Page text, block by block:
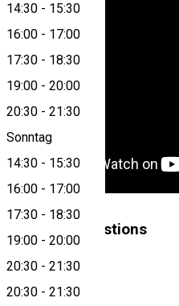
14:30 - 15:30
16:00 - 17:00
17:30 - 18:30
19:00 - 20:00
20:30 - 21:30
Sonntag
14:30 - 15:30
16:00 - 17:00
17:30 - 18:30
19:00 - 20:00
20:30 - 21:30
20:30 - 21:30
Similar Suggestions
Eisbahn
Closed